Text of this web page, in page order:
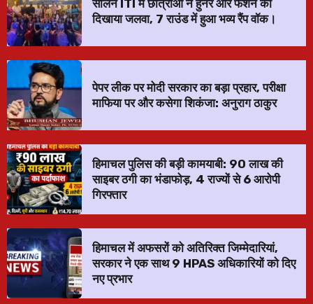
सोलन ITI में छात्राओं ने हुनर और फैशन का
दिखाया जलवा, 7 राउंड में हुआ भव्य रैंप वॉक।
पेपर लीक पर मोदी सरकार का बड़ा प्रहार, परीक्षा
माफिया पर और कसेगा शिकंजा: अनुराग ठाकुर
हिमाचल पुलिस की बड़ी कामयाबी: ₹90 लाख की
साइबर ठगी का भंडाफोड़, 4 राज्यों से 6 आरोपी
गिरफ्तार
हिमाचल में अफसरों को अतिरिक्त जिम्मेदारियां,
सरकार ने एक साथ 9 HPAS अधिकारियों को दिए
नए प्रभार